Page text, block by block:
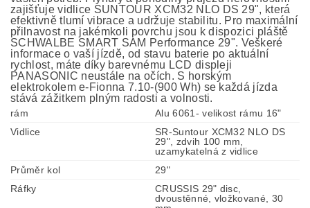
zajišťuje vidlice SUNTOUR XCM32 NLO DS 29", která
efektivně tlumí vibrace a udržuje stabilitu. Pro maximální
přilnavost na jakémkoli povrchu jsou k dispozici pláště
SCHWALBE SMART SAM Performance 29". Veškeré
informace o vaší jízdě, od stavu baterie po aktuální
rychlost, máte díky barevnému LCD displeji
PANASONIC neustále na očích. S horským
elektrokolem e-Fionna 7.10-(900 Wh) se každá jízda
stává zážitkem plným radosti a volnosti.
rám
Alu 6061- velikost rámu 16"
Vidlice
SR-Suntour XCM32 NLO DS
29", zdvih 100 mm,
uzamykatelná z vidlice
Průměr kol
29"
Ráfky
CRUSSIS 29" disc,
dvoustěnné, vložkované, 30